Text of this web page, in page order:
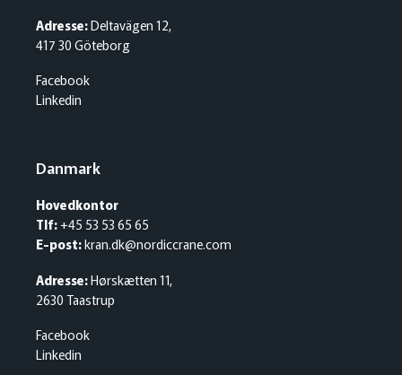
Adresse:Deltavägen 12,
417 30 Göteborg
Facebook
Linkedin
Danmark
Hovedkontor
Tlf:+45 53 53 65 65
E-post:kran.dk@nordiccrane.com
Adresse:Hørskætten 11,
2630 Taastrup
Facebook
Linkedin